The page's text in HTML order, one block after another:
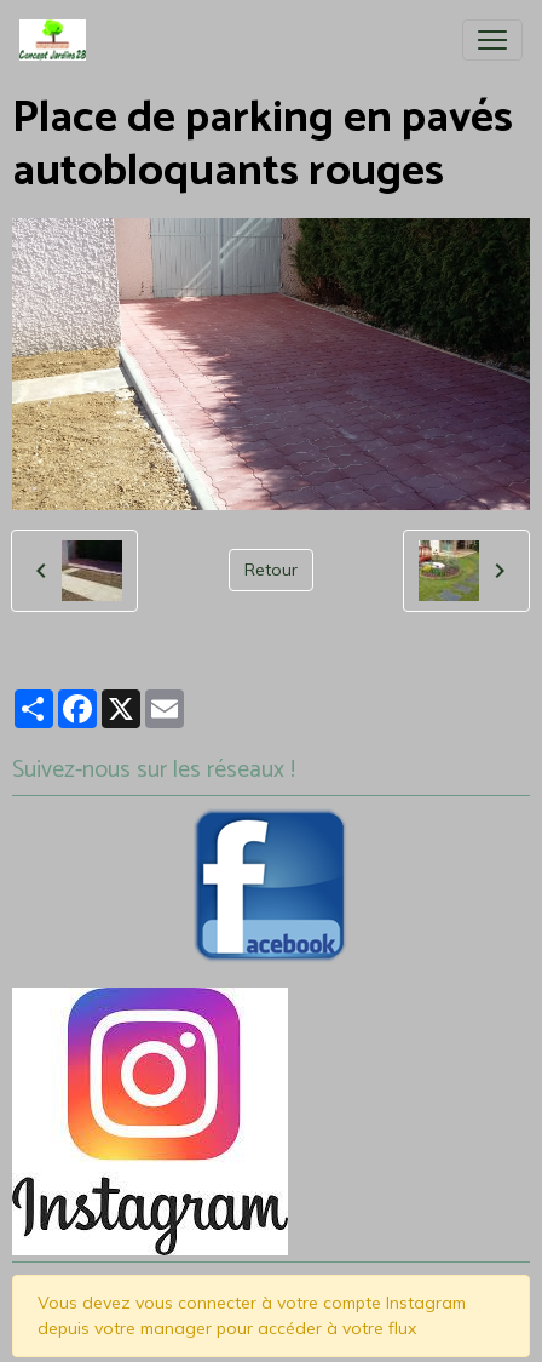
Place de parking en pavés
autobloquants rouges
Retour
PartagerFacebook
X
Suivez-nous sur les réseaux !
Vous devez vous connecter à votre compte Instagram
depuis votre manager pour accéder à votre flux